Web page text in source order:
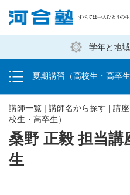
塾生の方
学年と地
夏期講習（高校生・高卒生
受講料・お申し込み方法
受講開始までの流れ
校舎・教室一覧
桑野 正毅 担当講
生
講師一覧 | 講師名から探す | 講
校生・高卒生）